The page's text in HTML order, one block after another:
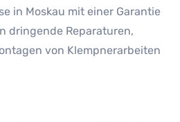
in Moskau mit einer Garantie
dringende Reparaturen,
von Klempnerarbeiten